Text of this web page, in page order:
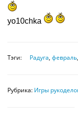
yo10chka
Тэги: Радуга, февраль,
Рубрика: Игры